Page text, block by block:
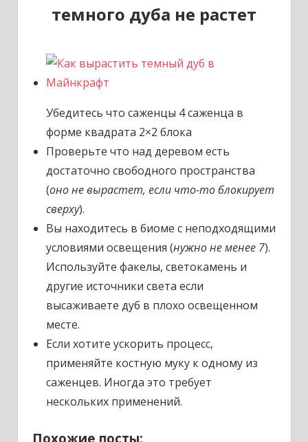
темного дуба не растет
Убедитесь что саженцы 4 саженца в
форме квадрата 2×2 блока
Проверьте что над деревом есть
достаточно свободного пространства
(оно не вырастет, если что-то блокирует
сверху).
Вы находитесь в биоме с неподходящими
условиями освещения (нужно не менее 7).
Используйте факелы, светокамень и
другие источники света если
высаживаете дуб в плохо освещенном
месте.
Если хотите ускорить процесс,
применяйте костную муку к одному из
саженцев. Иногда это требует
нескольких применений.
Похожие посты: